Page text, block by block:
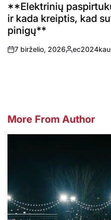
**Elektrinių
ir kada kreiptis, kad
pinigų**
on
7 birželio, 2026
Posted
More From Author